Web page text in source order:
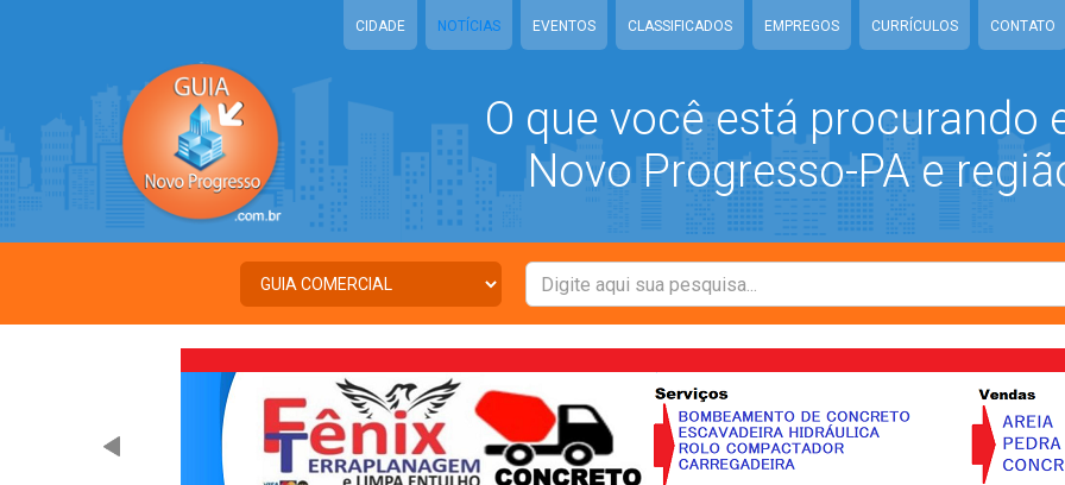
CIDADE NOTÍCIAS EVENTOS CLASSIFICADOS EMPREGOS CURRÍCULOS CONTATO
O que você está procurando
Novo Progresso-PA e